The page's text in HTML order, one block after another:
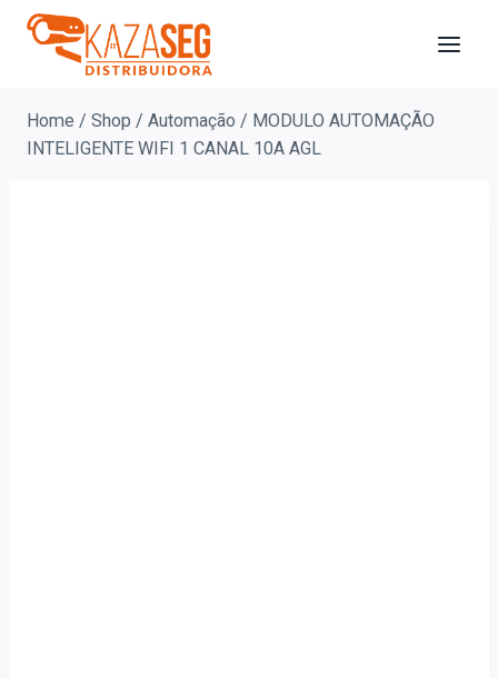
Home / Shop / Automação / MODULO AUTOMAÇÃO
INTELIGENTE WIFI 1 CANAL 10A AGL